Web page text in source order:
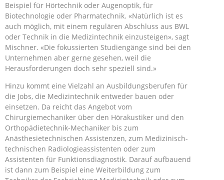
Beispiel für Hörtechnik oder Augenoptik, für
Biotechnologie oder Pharmatechnik. «Natürlich ist es
auch möglich, mit einem regulären Abschluss aus BWL
oder Technik in die Medizintechnik einzusteigen», sagt
Mischner. «Die fokussierten Studiengänge sind bei den
Unternehmen aber gerne gesehen, weil die
Herausforderungen doch sehr speziell sind.»
Hinzu kommt eine Vielzahl an Ausbildungsberufen für
die Jobs, die Medizintechnik entweder bauen oder
einsetzen. Da reicht das Angebot vom
Chirurgiemechaniker über den Hörakustiker und den
Orthopädietechnik-Mechaniker bis zum
Anästhesietechnischen Assistenzen, zum Medizinisch-
technischen Radiologieassistenten oder zum
Assistenten für Funktionsdiagnostik. Darauf aufbauend
ist dann zum Beispiel eine Weiterbildung zum